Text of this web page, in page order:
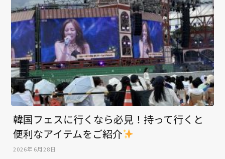
韓国フェスに行くなら必見！持って行くと
便利なアイテムをご紹介
2026年6月28日